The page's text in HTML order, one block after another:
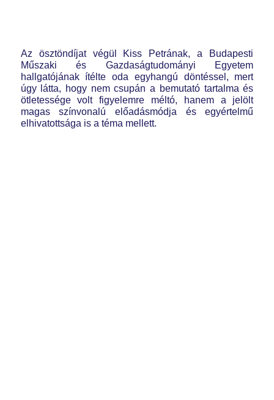
Az ösztöndíjat végül Kiss Petrának, a Budapesti
Műszaki és Gazdaságtudományi Egyetem
hallgatójának ítélte oda egyhangú döntéssel, mert
úgy látta, hogy nem csupán a bemutató tartalma és
ötletessége volt figyelemre méltó, hanem a jelölt
magas színvonalú előadásmódja és egyértelmű
elhivatottsága is a téma mellett.